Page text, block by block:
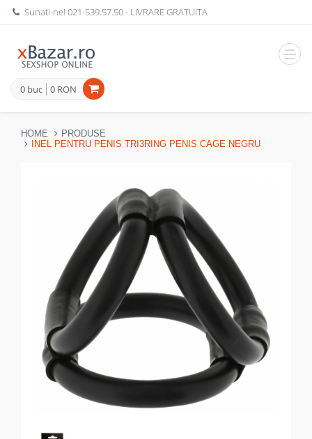
Sunati-ne!021-539.57.50- LIVRARE GRATUITA
0 buc 0 RON
HOME
PRODUSE
INEL PENTRU PENIS TRI3RING PENIS CAGE NEGRU